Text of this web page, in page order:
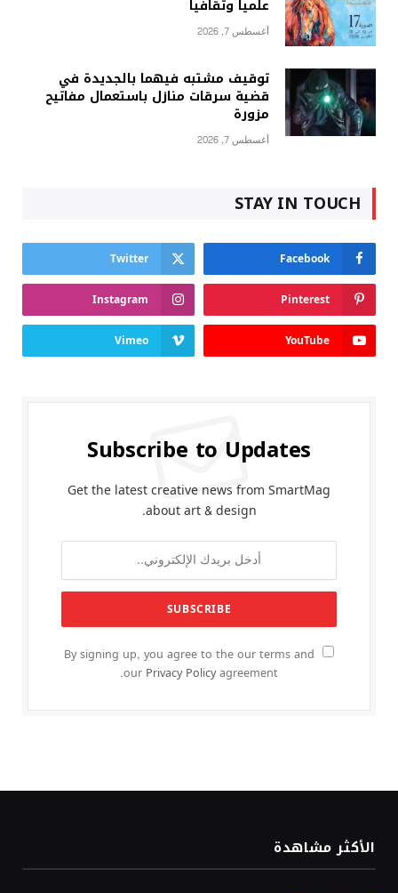
علمياً وثقافيا
أغسطس 7, 2026
توقيف مشتبه فيهما بالجديدة في
قضية سرقات منازل باستعمال مفاتيح
مزورة
أغسطس 7, 2026
STAY IN TOUCH
Facebook
Twitter
Pinterest
Instagram
YouTube
Vimeo
Subscribe to Updates
Get the latest creative news from SmartMag
about art & design.
By signing up, you agree to the our terms and
our Privacy Policyagreement.
الأكثر مشاهدة